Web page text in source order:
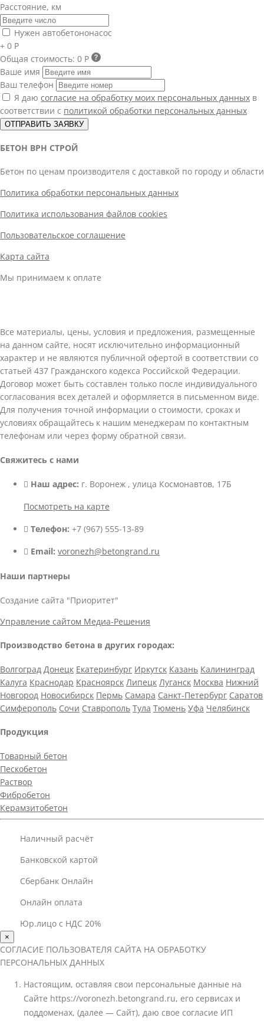
Расстояние, км
Нужен автобетононасос
+ 0 Р
Общая стоимость: 0 Р
Ваше имя
Ваш телефон
Я даю согласие на обработку моих персональных данных в
соответствии с политикой обработки персональных данных
ОТПРАВИТЬ ЗАЯВКУ
БЕТОН ВРН СТРОЙ
Бетон по ценам производителя с доставкой по городу и области
Политика обработки персональных данных
Политика использования файлов cookies
Пользовательское соглашение
Карта сайта
Мы принимаем к оплате
Все материалы, цены, условия и предложения, размещенные
на данном сайте, носят исключительно информационный
характер и не являются публичной офертой в соответствии со
статьей 437 Гражданского кодекса Российской Федерации.
Договор может быть составлен только после индивидуального
согласования всех деталей и оформляется в письменном виде.
Для получения точной информации о стоимости, сроках и
условиях обращайтесь к нашим менеджерам по контактным
телефонам или через форму обратной связи.
Свяжитесь с нами
Наш адрес: г. Воронеж , улица Космонавтов, 17Б
Посмотреть на карте
Телефон: +7 (967) 555-13-89
Email: voronezh@betongrand.ru
Наши партнеры
Создание сайта "Приоритет"
Управление сайтом Медиа-Решения
Производство бетона в других городах:
Волгоград Донецк Екатеринбург Иркутск Казань Калининград
Калуга Краснодар Красноярск Липецк Луганск Москва Нижний
Новгород Новосибирск Пермь Самара Санкт-Петербург Саратов
Симферополь Сочи Ставрополь Тула Тюмень Уфа Челябинск
Продукция
Товарный бетон
Пескобетон
Раствор
Фибробетон
Керамзитобетон
Наличный расчёт
Банковской картой
Сбербанк Онлайн
Онлайн оплата
Юр.лицо с НДС 20%
×
СОГЛАСИЕ ПОЛЬЗОВАТЕЛЯ САЙТА НА ОБРАБОТКУ
ПЕРСОНАЛЬНЫХ ДАННЫХ
Настоящим, оставляя свои персональные данные на
Сайте https://voronezh.betongrand.ru, его сервисах и
поддоменах, (далее — Сайт), даю свое согласие ИП